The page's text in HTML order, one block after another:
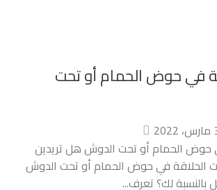
في حوض الحمام أو تحت
حوض الحمام أو تحت الدوش هل تريدين
الحلاقة في حوض الحمام أو تحت الدوش
لك؟ تعرف...